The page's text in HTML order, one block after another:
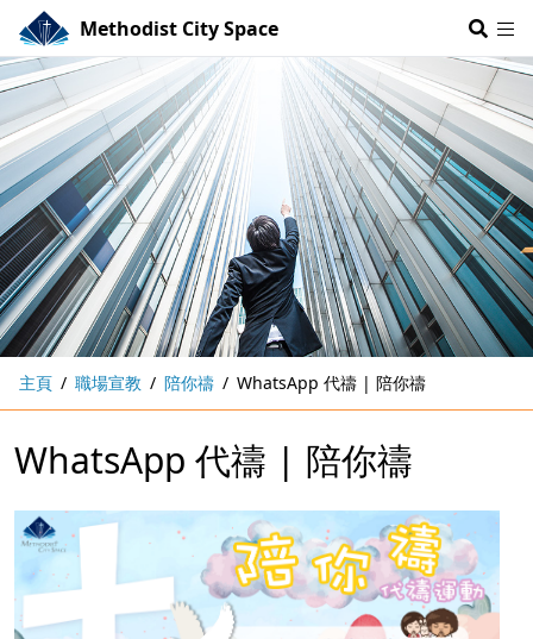
Methodist City Space
主頁 職場宣教 陪你禱 WhatsApp 代禱 | 陪你禱
WhatsApp 代禱 | 陪你禱